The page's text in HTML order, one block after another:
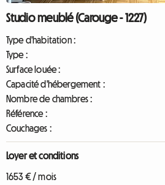
Studio meublé (Carouge - 1227)
Type d'habitation :
Type :
Surface louée :
Capacité d'hébergement :
Nombre de chambres :
Référence :
Couchages :
Loyer et conditions
1653 € / mois